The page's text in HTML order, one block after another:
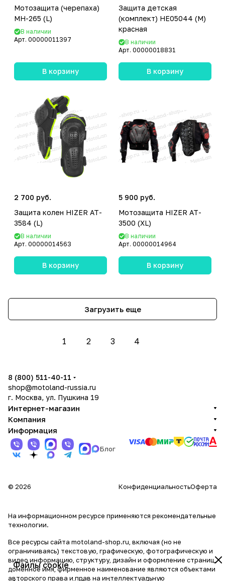
Мотозащита (черепаха)
MH-265 (L)
В наличии
Арт. 00000011397
В корзину
Защита детская
(комплект) HE05044 (M)
красная
В наличии
Арт. 00000018831
В корзину
2 700 руб.
Защита колен HIZER AT-
3584 (L)
В наличии
Арт. 00000014563
В корзину
5 900 руб.
Мотозащита HIZER AT-
3500 (XL)
В наличии
Арт. 00000014964
В корзину
Загрузить еще
1 2 3 4
Файлы cookie
8 (800) 511-40-11
shop@motoland-russia.ru
г. Москва, ул. Пушкина 19
Интернет-магазин
Компания
Информация
Блог
© 2026 КонфиденциальностьОферта
На информационном ресурсе применяются рекомендательные
технологии.
Все ресурсы сайта motoland-shop.ru, включая (но не
ограничиваясь) текстовую, графическую, фотографическую и
видео информацию, структуру, дизайн и оформление страниц,
доменное имя, фирменное наименование являются объектами
авторского права и прав на интеллектуальную